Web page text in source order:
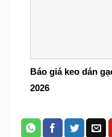
Báo giá keo dán
2026